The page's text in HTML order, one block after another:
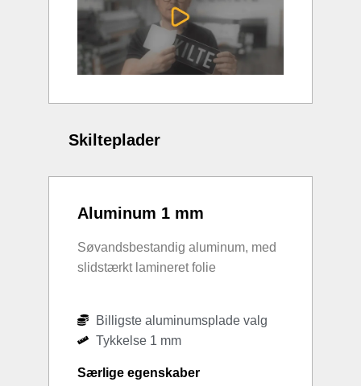
Skilteplader
Aluminum 1 mm
Søvandsbestandig aluminum, med
slidstærkt lamineret folie
Billigste aluminumsplade valg
Tykkelse 1 mm
Særlige egenskaber